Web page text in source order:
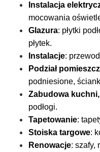
Instalacja
mocowania
Glazura: płytki
płytek.
Instalacje:
Podział
podniesione,
Zabudowa
podłogi.
Tapetowanie:
Stoiska targowe:
Renowacje: szafy,